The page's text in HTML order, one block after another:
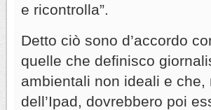
e ricontrolla”.
Detto ciò sono d’accordo
quelle che definisco
ambientali non ideali e
dell’Ipad, dovrebbero poi